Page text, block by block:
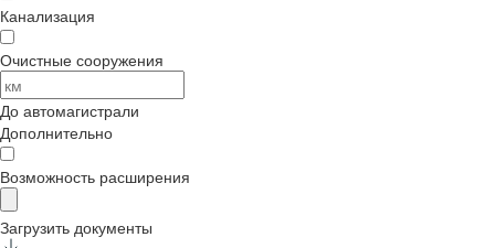
Канализация
Очистные сооружения
До автомагистрали
Дополнительно
Возможность расширения
Загрузить документы